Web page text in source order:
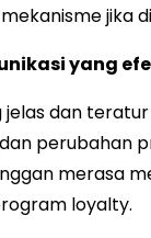
jika
yang
jelas dan
perubahan
merasa
loyalty.